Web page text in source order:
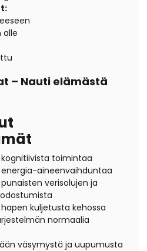
alle
– Nauti elämästä
toimintaa
aineenvaihduntaa
verisolujen ja
kuljetusta kehossa
normaalia
väsymystä ja uupumusta